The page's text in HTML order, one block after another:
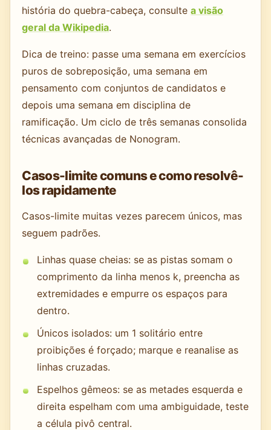
história do quebra-cabeça, consultea visão
geral da Wikipedia.
Dica de treino: passe uma semana em exercícios
puros de sobreposição, uma semana em
pensamento com conjuntos de candidatos e
depois uma semana em disciplina de
ramificação. Um ciclo de três semanas consolida
técnicas avançadas de Nonogram.
Casos-limite comuns e como resolvê-
los rapidamente
Casos-limite muitas vezes parecem únicos, mas
seguem padrões.
Linhas quase cheias: se as pistas somam o
comprimento da linha menos k, preencha as
extremidades e empurre os espaços para
dentro.
Únicos isolados: um 1 solitário entre
proibições é forçado; marque e reanalise as
linhas cruzadas.
Espelhos gêmeos: se as metades esquerda e
direita espelham com uma ambiguidade, teste
a célula pivô central.